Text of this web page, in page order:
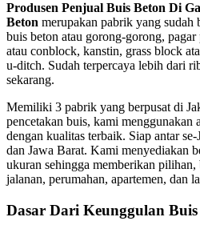
Produsen Penjual Buis Beton Di
Beton merupakan pabrik yang sudah
buis beton atau gorong-gorong,
atau conblock, kanstin, grass block
u-ditch. Sudah terpercaya lebih dari
sekarang.
Memiliki 3 pabrik yang berpusat di
pencetakan buis, kami menggunakan
dengan kualitas terbaik. Siap antar
dan Jawa Barat. Kami menyediakan
ukuran sehingga memberikan
jalanan, perumahan, apartemen, dan
Dasar Dari Keunggulan